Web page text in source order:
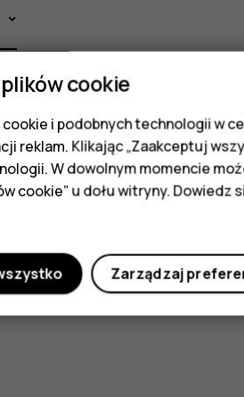
cookie
cookie i podobnych technologii w
reklam. Klikając „Zaakceptuj
W dowolnym momencie
cookie” u dołu witryny. Dowiedz
Zarządzaj